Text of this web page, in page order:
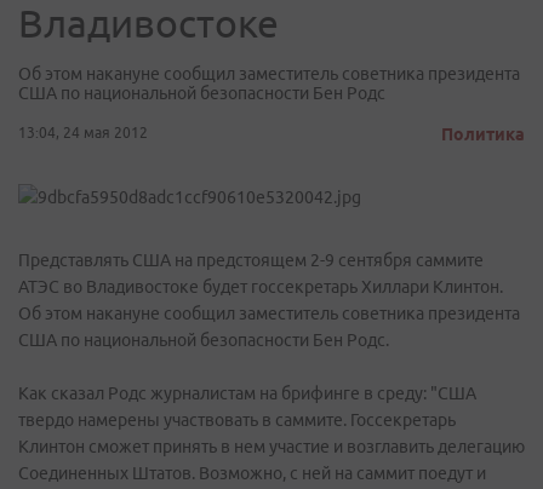
Владивостоке
Об этом накануне сообщил заместитель советника президента
США по национальной безопасности Бен Родс
13:04, 24 мая 2012 Политика
Представлять США на предстоящем 2-9 сентября саммите
АТЭС во Владивостоке будет госсекретарь Хиллари Клинтон.
Об этом накануне сообщил заместитель советника президента
США по национальной безопасности Бен Родс.
Как сказал Родс журналистам на брифинге в среду: "США
твердо намерены участвовать в саммите. Госсекретарь
Клинтон сможет принять в нем участие и возглавить делегацию
Соединенных Штатов. Возможно, с ней на саммит поедут и